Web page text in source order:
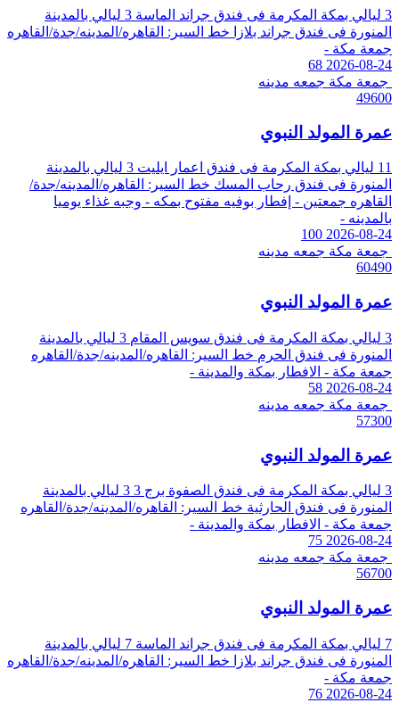
3 ليالي بمكة المكرمة فى فندق جراند الماسة
3 ليالي بالمدينة
المنورة فى فندق جراند بلازا
خط السير: القاهره/المدينه/جدة/القاهره
جمعة مكة -
2026-08-24
68
جمعة مكة جمعه مدينه
49600
عمرة المولد النبوي
11 ليالي بمكة المكرمة فى فندق اعمار ايليت
3 ليالي بالمدينة
المنورة فى فندق رحاب المسك خط السير: القاهره/المدينه/جدة/
القاهره جمعتين - إفطار بوفيه مفتوح بمكه - وجبه غذاء يوميا
بالمدينه -
2026-08-24
100
جمعة مكة جمعه مدينه
60490
عمرة المولد النبوي
3 ليالي بمكة المكرمة فى فندق سويس المقام
3 ليالي بالمدينة
المنورة فى فندق الحرم خط السير: القاهره/المدينه/جدة/القاهره
جمعة مكة - الافطار بمكة والمدينة -
2026-08-24
58
جمعة مكة جمعه مدينه
57300
عمرة المولد النبوي
3 ليالي بمكة المكرمة فى فندق الصفوة برج 3
3 ليالي بالمدينة
المنورة فى فندق الحارثية خط السير: القاهره/المدينه/جدة/القاهره
جمعة مكة - الافطار بمكة والمدينة -
2026-08-24
75
جمعة مكة جمعه مدينه
56700
عمرة المولد النبوي
7 ليالي بمكة المكرمة فى فندق جراند الماسة
7 ليالي بالمدينة
المنورة فى فندق جراند بلازا
خط السير: القاهره/المدينه/جدة/القاهره
جمعة مكة -
2026-08-24
76